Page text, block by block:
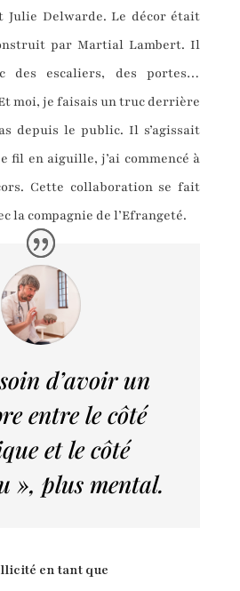
Julie Delwarde. Le décor était
par Martial Lambert. Il
des escaliers, des portes…
moi, je faisais un truc derrière
depuis le public. Il s’agissait
fil en aiguille, j’ai commencé à
Cette collaboration se fait
la compagnie de l’Efrangeté.
d’avoir un
entre le côté
et le côté
», plus mental.
en tant que